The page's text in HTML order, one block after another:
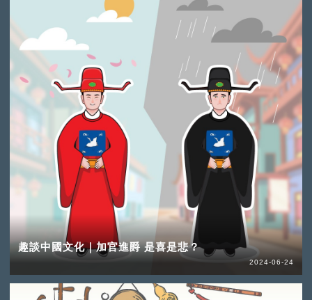
趣談中國文化｜加官進爵 是喜是悲？
2024-06-24